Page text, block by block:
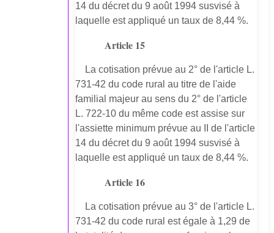
14 du décret du 9 août 1994 susvisé à
laquelle est appliqué un taux de 8,44 %.
Article 15
La cotisation prévue au 2° de l'article L.
731-42 du code rural au titre de l'aide
familial majeur au sens du 2° de l'article
L. 722-10 du même code est assise sur
l'assiette minimum prévue au II de l'article
14 du décret du 9 août 1994 susvisé à
laquelle est appliqué un taux de 8,44 %.
Article 16
La cotisation prévue au 3° de l'article L.
731-42 du code rural est égale à 1,29 de